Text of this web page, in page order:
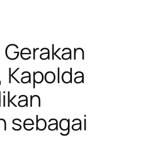
Kapolda
sebagai